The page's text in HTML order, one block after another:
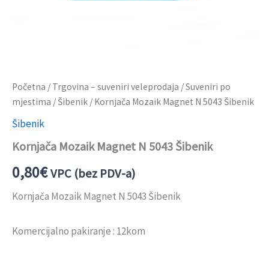
Početna / Trgovina – suveniri veleprodaja /Suveniri po
mjestima / Šibenik / Kornjača Mozaik Magnet N 5043 Šibenik
Šibenik
Kornjača Mozaik Magnet N 5043 Šibenik
0,80€VPC (bez PDV-a)
Kornjača Mozaik Magnet N 5043 Šibenik
Komercijalno pakiranje : 12kom